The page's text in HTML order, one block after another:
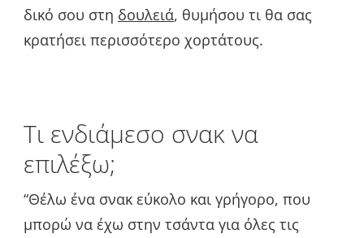
δικό σου στη δουλειά, θυμήσου τι θα σας
κρατήσει περισσότερο χορτάτους.
Τι ενδιάμεσο σνακ να
επιλέξω;
“Θέλω ένα σνακ εύκολο και γρήγορο, που
μπορώ να έχω στην τσάντα για όλες τις